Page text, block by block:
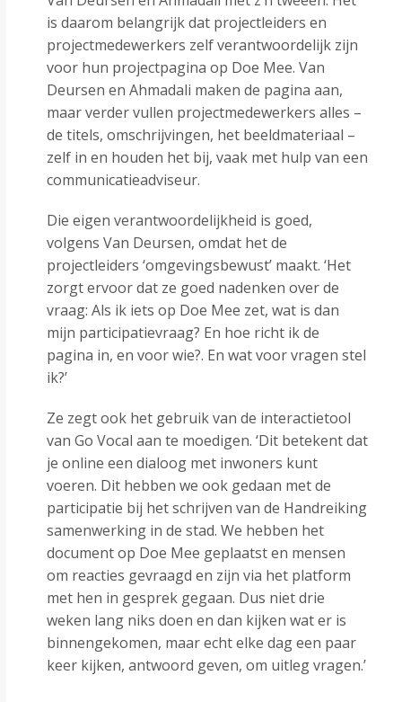
is daarom belangrijk dat projectleiders en
projectmedewerkers zelf verantwoordelijk zijn
voor hun projectpagina op Doe Mee. Van
Deursen en Ahmadali maken de pagina aan,
maar verder vullen projectmedewerkers alles –
de titels, omschrijvingen, het beeldmateriaal –
zelf in en houden het bij, vaak met hulp van een
communicatieadviseur.
Die eigen verantwoordelijkheid is goed,
volgens Van Deursen, omdat het de
projectleiders ‘omgevingsbewust’ maakt. ‘Het
zorgt ervoor dat ze goed nadenken over de
vraag: Als ik iets op Doe Mee zet, wat is dan
mijn participatievraag? En hoe richt ik de
pagina in, en voor wie?. En wat voor vragen stel
ik?’
Ze zegt ook het gebruik van de interactietool
van Go Vocal aan te moedigen. ‘Dit betekent dat
je online een dialoog met inwoners kunt
voeren. Dit hebben we ook gedaan met de
participatie bij het schrijven van de Handreiking
samenwerking in de stad. We hebben het
document op Doe Mee geplaatst en mensen
om reacties gevraagd en zijn via het platform
met hen in gesprek gegaan. Dus niet drie
weken lang niks doen en dan kijken wat er is
binnengekomen, maar echt elke dag een paar
keer kijken, antwoord geven, om uitleg vragen.’